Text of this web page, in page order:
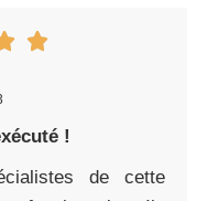
!
de cette